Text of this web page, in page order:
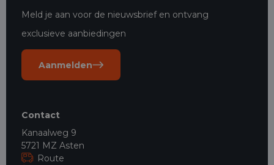
Meld je aan voor de nieuwsbrief en ontvang
exclusieve aanbiedingen
Aanmelden
Contact
Kanaalweg 9
5721 MZ Asten
Route